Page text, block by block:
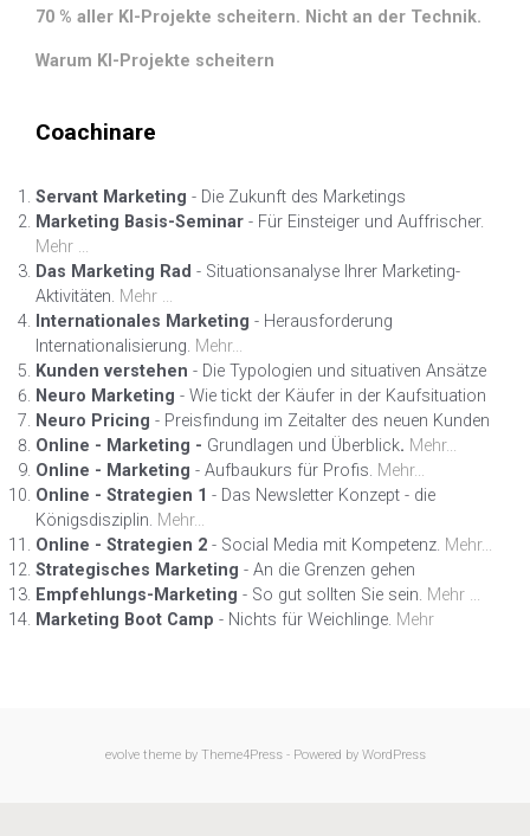
70 % aller KI-Projekte scheitern. Nicht an der Technik.
Warum KI-Projekte scheitern
Coachinare
Servant Marketing - Die Zukunft des Marketings
Marketing Basis-Seminar - Für Einsteiger und Auffrischer.
Mehr ...
Das Marketing Rad - Situationsanalyse Ihrer Marketing-
Aktivitäten. Mehr ...
Internationales Marketing - Herausforderung
Internationalisierung. Mehr...
Kunden verstehen - Die Typologien und situativen Ansätze
Neuro Marketing - Wie tickt der Käufer in der Kaufsituation
Neuro Pricing - Preisfindung im Zeitalter des neuen Kunden
Online - Marketing - Grundlagen und Überblick. Mehr...
Online - Marketing - Aufbaukurs für Profis. Mehr...
Online - Strategien 1 - Das Newsletter Konzept - die
Königsdisziplin. Mehr...
Online - Strategien 2 - Social Media mit Kompetenz. Mehr...
Strategisches Marketing - An die Grenzen gehen
Empfehlungs-Marketing - So gut sollten Sie sein. Mehr ...
Marketing Boot Camp - Nichts für Weichlinge. Mehr
evolvetheme by Theme4Press - Powered by WordPress